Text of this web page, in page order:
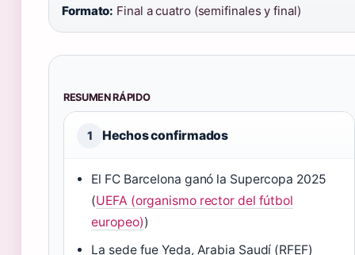
Formato: Final a cuatro (semifinales y final)
RESUMEN RÁPIDO
1 Hechos confirmados
El FC Barcelona ganó la Supercopa 2025
(UEFA (organismo rector del fútbol
europeo))
La sede fue Yeda, Arabia Saudí (RFEF)